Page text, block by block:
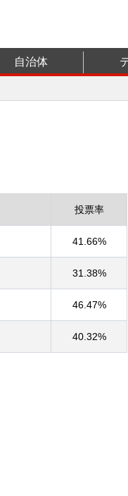
自治体
投票率
41.66%
31.38%
46.47%
40.32%